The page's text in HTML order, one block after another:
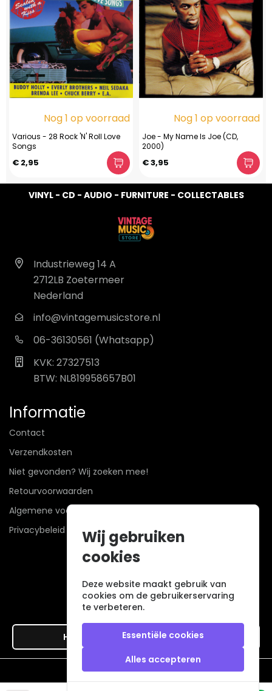
Nog 1 op voorraad
Various - 28 Rock 'N' Roll Love
Songs
€ 2,95
Nog 1 op voorraad
Joe - My Name Is Joe (CD,
2000)
€ 3,95
VINYL - CD - AUDIO - FURNITURE - COLLECTABLES
Industrieweg 14 A
2712LB Zoetermeer
Nederland
info@vintagemusicstore.nl
06-36130561 (Whatsapp)
KVK: 27327513
BTW: NL819958657B01
Informatie
Contact
Verzendkosten
Niet gevonden? Wij zoeken mee!
Retourvoorwaarden
Algemene voorwaarden
Privacybeleid
Hier de overeenkomst ontbinden
Wij gebruiken
cookies
Deze website maakt gebruik van
cookies om de gebruikerservaring
te verbeteren.
Essentiële cookies
Alles accepteren